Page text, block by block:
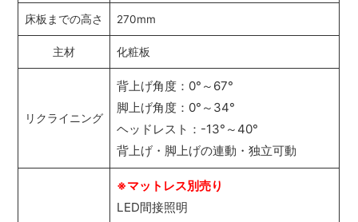
床板までの高さ 270mm
主材 化粧板
リクライニング
背上げ角度：0°～67°
脚上げ角度：0°～34°
ヘッドレスト：-13°～40°
背上げ・脚上げの連動・独立可動
※マットレス別売り
LED間接照明